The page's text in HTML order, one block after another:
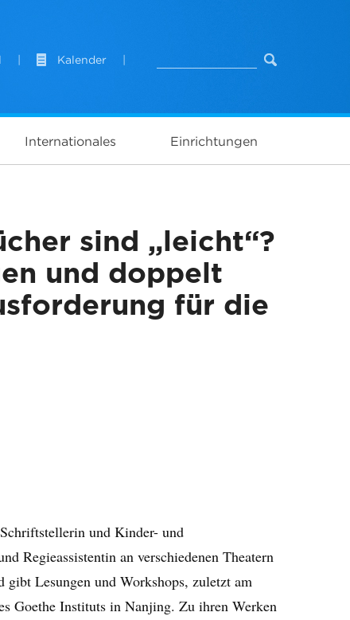
Kalender
Internationales Einrichtungen
sind „leicht“?
und doppelt
für die
und Kinder- und
Regieassistentin an verschiedenen Theatern
Lesungen und Workshops, zuletzt am
Goethe Instituts in Nanjing. Zu ihren Werken